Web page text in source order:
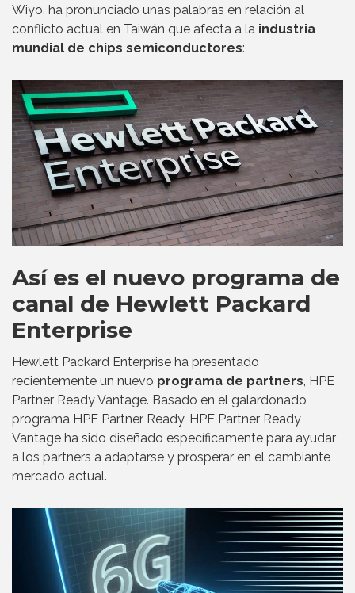
Wiyo, ha pronunciado unas palabras en relación al
conflicto actual en Taiwán que afecta a la industria
mundial de chips semiconductores:
Así es el nuevo programa de
canal de Hewlett Packard
Enterprise
Hewlett Packard Enterprise ha presentado
recientemente un nuevo programa de partners , HPE
Partner Ready Vantage. Basado en el galardonado
programa HPE Partner Ready, HPE Partner Ready
Vantage ha sido diseñado específicamente para ayudar
a los partners a adaptarse y prosperar en el cambiante
mercado actual.